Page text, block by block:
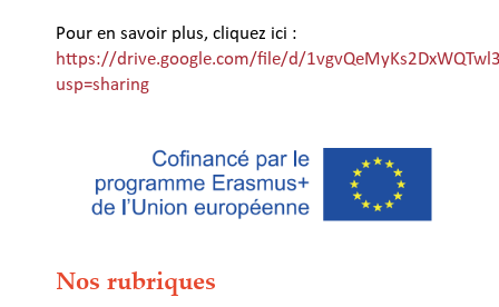
Pour en savoir plus, cliquez ici :
https://drive.google.com/file/d/
usp=sharing
Nos rubriques